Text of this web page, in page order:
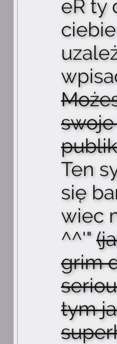
eR ty
Ten
się
wiec
^^'"
grim
tym